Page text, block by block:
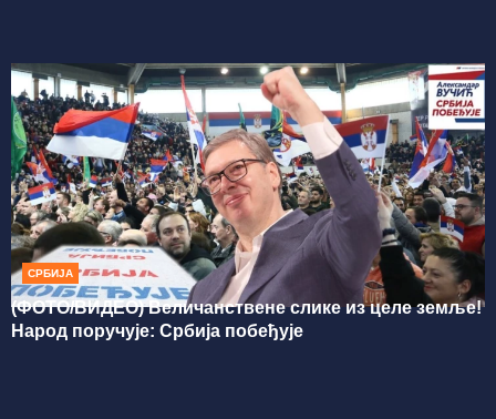
СРБИЈА
(ФОТО/ВИДЕО) Величанствене слике из целе земље!
Народ поручује: Србија побеђује